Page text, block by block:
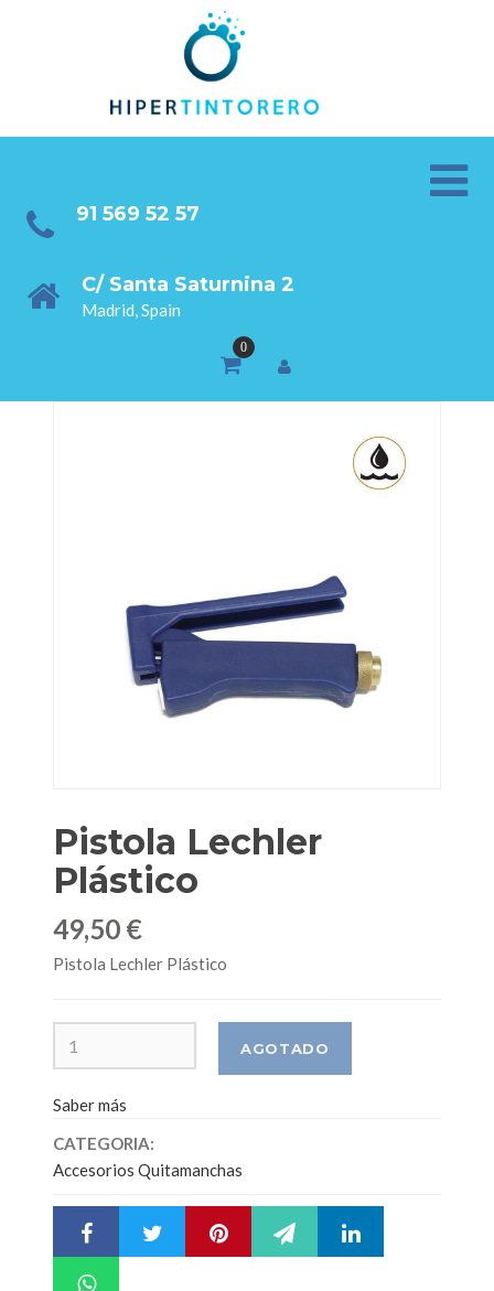
91 569 52 57
C/ Santa Saturnina 2
Madrid, Spain
Pistola Lechler
Plástico
49,50 €
Pistola Lechler Plástico
Saber más
CATEGORIA:
Accesorios Quitamanchas